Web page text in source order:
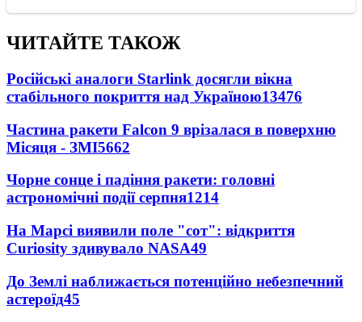
ЧИТАЙТЕ ТАКОЖ
Російські аналоги Starlink досягли вікна
стабільного покриття над Україною13476
Частина ракети Falcon 9 врізалася в поверхню
Місяця - ЗМІ5662
Чорне сонце і падіння ракети: головні
астрономічні події серпня1214
На Марсі виявили поле "сот": відкриття
Curiosity здивувало NASA49
До Землі наближається потенційно небезпечний
астероїд45